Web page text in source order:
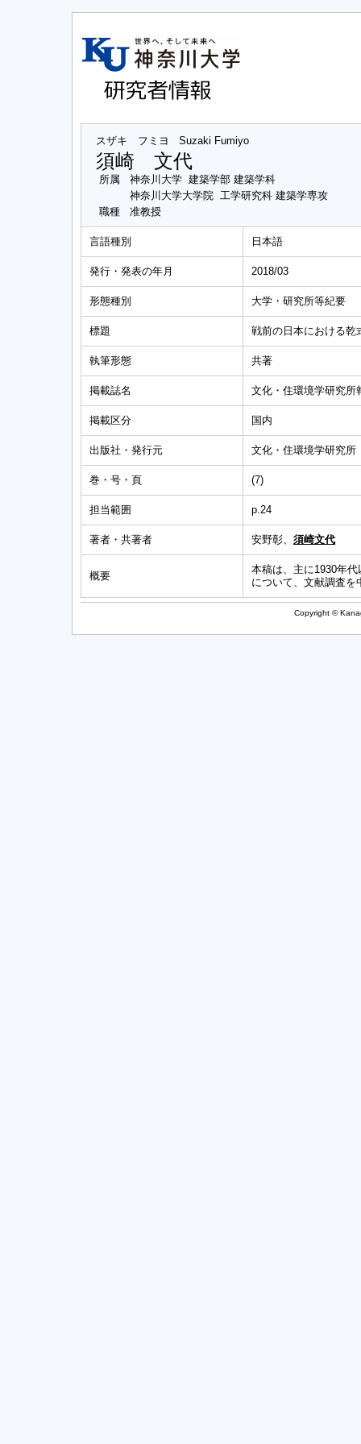
スザキ フミヨ Suzaki Fumiyo
須崎 文代
所属
神奈川大学 建築学部 建築学科
神奈川大学大学院 工学研究科 建築学専攻
職種
准教授
言語種別 日本語
発行・発表の年月 2018/03
形態種別 大学・研究所等紀要
標題 戦前の日本における乾
執筆形態 共著
掲載誌名 文化・住環境学研究所
掲載区分 国内
出版社・発行元 文化・住環境学研究所
巻・号・頁 (7)
担当範囲 p.24
著者・共著者 安野彰、 須崎文代
概要
本稿は、主に1930年
について、文献調査を
Copyright ©